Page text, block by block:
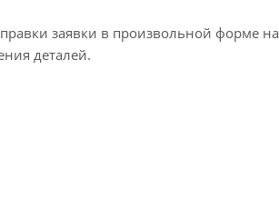
заявки в произвольной форме на
деталей.